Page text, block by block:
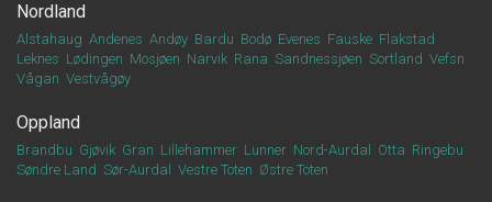
Nordland
Alstahaug Andenes Andøy Bardu Bodø Evenes Fauske Flakstad
Leknes Lødingen Mosjøen Narvik Rana Sandnessjøen Sortland Vefsn
Vågan Vestvågøy
Oppland
Brandbu Gjøvik Gran Lillehammer Lunner Nord-Aurdal Otta Ringebu
Søndre Land Sør-Aurdal Vestre Toten Østre Toten